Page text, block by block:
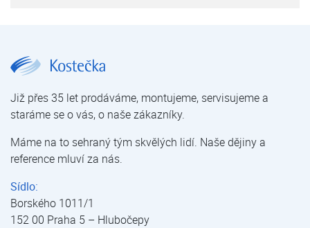
Již přes 35 let prodáváme, montujeme, servisujeme a
staráme se o vás, o naše zákazníky.
Máme na to sehraný tým skvělých lidí. Naše dějiny a
reference mluví za nás.
Sídlo:
Borského 1011/1
152 00 Praha 5 – Hlubočepy